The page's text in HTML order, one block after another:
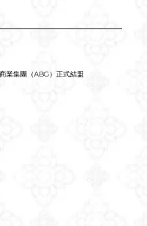
業集團（ABG）正式結盟